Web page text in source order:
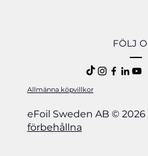
FÖLJ
Allmänna köpvillkor
eFoil Sweden AB © 2026
förbehållna